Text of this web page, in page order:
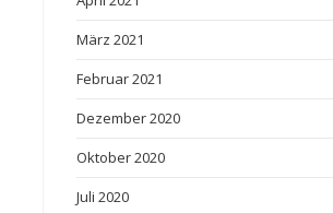
März 2021
Februar 2021
Dezember 2020
Oktober 2020
Juli 2020